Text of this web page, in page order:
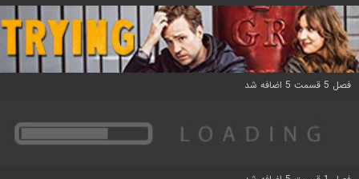
فصل 5 قسمت 5 اضافه شد